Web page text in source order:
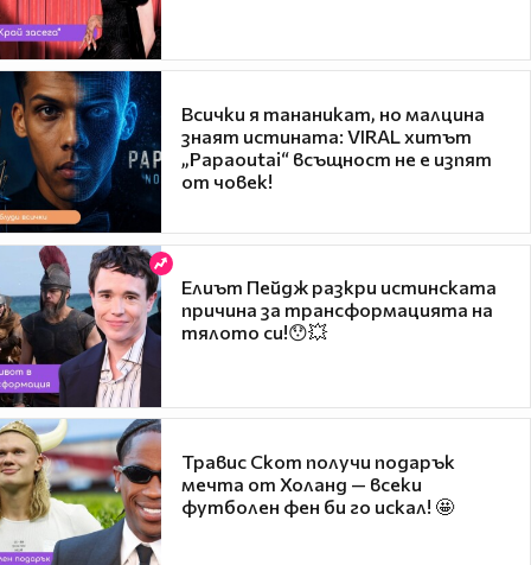
Всички я тананикат, но малцина
знаят истината: VIRAL хитът
„Papaoutai“ всъщност не е изпят
от човек!
Елиът Пейдж разкри истинската
причина за трансформацията на
тялото си!😯💥
Травис Скот получи подарък
мечта от Холанд — всеки
футболен фен би го искал! 🤩